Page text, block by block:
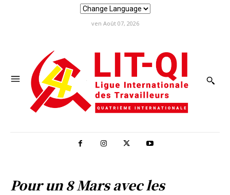
ven Août 07, 2026
Pour un 8 Mars avec les